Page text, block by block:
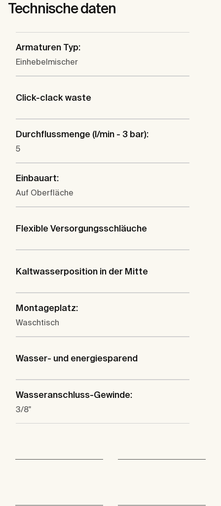
Technische daten
Armaturen Typ:
Einhebelmischer
Click-clack waste
Durchflussmenge (l/min - 3 bar):
5
Einbauart:
Auf Oberfläche
Flexible Versorgungsschläuche
Kaltwasserposition in der Mitte
Montageplatz:
Waschtisch
Wasser- und energiesparend
Wasseranschluss-Gewinde:
3/8"